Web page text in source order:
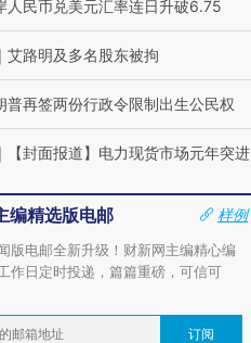
人民币兑美元汇率连日升破6.75
｜ 艾路明及多名股东被拘
普再签两份行政令限制出生公民权
｜ 【封面报道】电力现货市场元年突进
编精选版电邮
样例
版电邮全新升级！财新网主编精心编
作日定时投递，篇篇重磅，可信可
订阅